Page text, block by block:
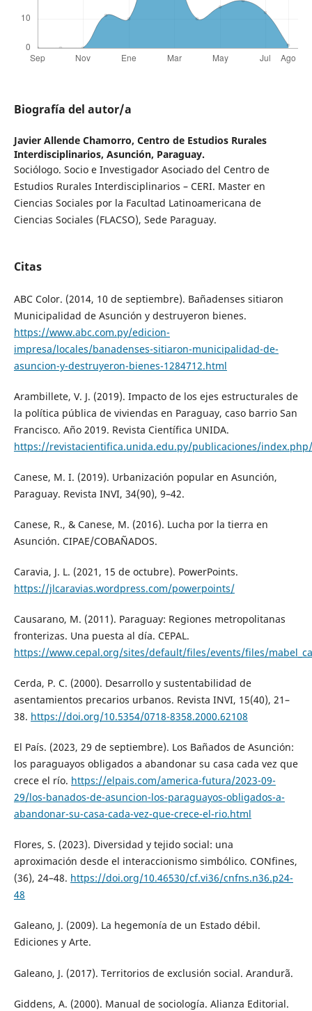
Biografía del autor/a
Javier Allende Chamorro, Centro de Estudios Rurales
Interdisciplinarios, Asunción, Paraguay.
Sociólogo. Socio e Investigador Asociado del Centro de
Estudios Rurales Interdisciplinarios – CERI. Master en
Ciencias Sociales por la Facultad Latinoamericana de
Ciencias Sociales (FLACSO), Sede Paraguay.
Citas
ABC Color. (2014, 10 de septiembre). Bañadenses sitiaron
Municipalidad de Asunción y destruyeron bienes.
https://www.abc.com.py/edicion-
impresa/locales/banadenses-sitiaron-municipalidad-de-
asuncion-y-destruyeron-bienes-1284712.html
Arambillete, V. J. (2019). Impacto de los ejes estructurales de
la política pública de viviendas en Paraguay, caso barrio San
Francisco. Año 2019. Revista Científica UNIDA.
https://revistacientifica.unida.edu.py/publicaciones/
Canese, M. I. (2019). Urbanización popular en Asunción,
Paraguay. Revista INVI, 34(90), 9–42.
Canese, R., & Canese, M. (2016). Lucha por la tierra en
Asunción. CIPAE/COBAÑADOS.
Caravia, J. L. (2021, 15 de octubre). PowerPoints.
https://jlcaravias.wordpress.com/powerpoints/
Causarano, M. (2011). Paraguay: Regiones metropolitanas
fronterizas. Una puesta al día. CEPAL.
https://www.cepal.org/sites/default/files/events/files/
Cerda, P. C. (2000). Desarrollo y sustentabilidad de
asentamientos precarios urbanos. Revista INVI, 15(40), 21–
38. https://doi.org/10.5354/0718-8358.2000.62108
El País. (2023, 29 de septiembre). Los Bañados de Asunción:
los paraguayos obligados a abandonar su casa cada vez que
crece el río. https://elpais.com/america-futura/2023-09-
29/los-banados-de-asuncion-los-paraguayos-obligados-a-
abandonar-su-casa-cada-vez-que-crece-el-rio.html
Flores, S. (2023). Diversidad y tejido social: una
aproximación desde el interaccionismo simbólico. CONfines,
(36), 24–48. https://doi.org/10.46530/cf.vi36/cnfns.n36.p24-
48
Galeano, J. (2009). La hegemonía de un Estado débil.
Ediciones y Arte.
Galeano, J. (2017). Territorios de exclusión social. Arandurã.
Giddens, A. (2000). Manual de sociología. Alianza Editorial.